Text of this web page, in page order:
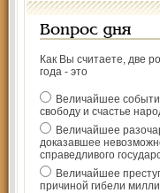
Вопрос дня
Как Вы считаете, две
года - это
Величайшее
свободу и счастье
Величайшее
доказавшее
справедливого
Величайшее
причиной гибели